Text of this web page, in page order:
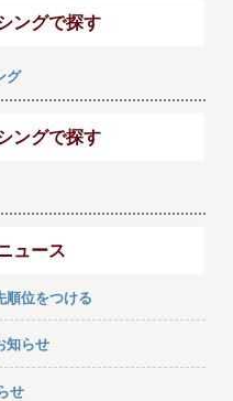
ングで探す
グ
ングで探す
ュース
順位をつける
知らせ
せ